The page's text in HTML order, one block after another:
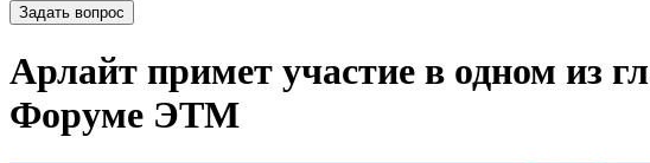
Задать вопрос
Арлайт примет участие в одном из
Форуме ЭТМ